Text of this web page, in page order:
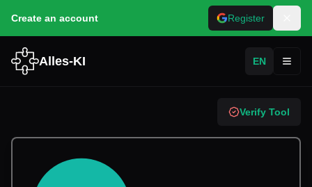
Create an account Register
Alles-KI EN
Verify Tool